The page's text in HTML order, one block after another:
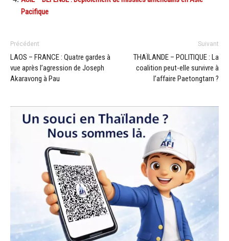
Pacifique
Précédent
LAOS – FRANCE : Quatre gardes à
vue après l’agression de Joseph
Akaravong à Pau
Suivant
THAÏLANDE – POLITIQUE : La
coalition peut-elle survivre à
l’affaire Paetongtarn ?